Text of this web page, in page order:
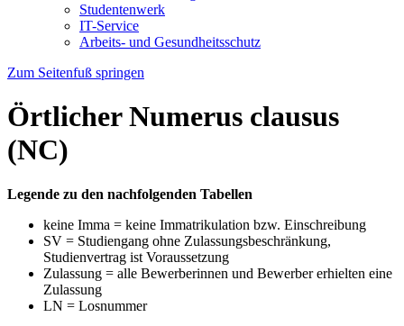
Studentenwerk
IT-Service
Arbeits- und Gesundheitsschutz
Zum Seitenfuß springen
Örtlicher Numerus clausus
(NC)
Legende zu den nachfolgenden Tabellen
keine Imma = keine Immatrikulation bzw. Einschreibung
SV = Studiengang ohne Zulassungsbeschränkung,
Studienvertrag ist Voraussetzung
Zulassung = alle Bewerberinnen und Bewerber erhielten eine
Zulassung
LN = Losnummer